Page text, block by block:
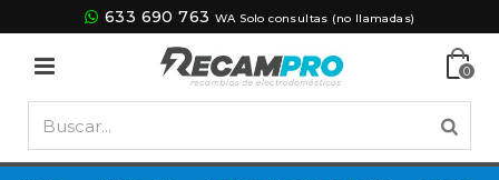
633 690 763 WA Solo consultas (no llamadas)
0